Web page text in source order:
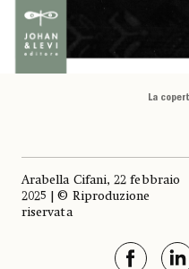
La
Arabella Cifani, 22 febbraio
2025 | © Riproduzione
riservata